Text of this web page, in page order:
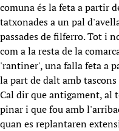
comuna és la feta a partir
tatxonades a un pal
passades de filferro. Tot i
com a la resta de la
'rantiner', una falla feta a
la part de dalt amb tascons
Cal dir que antigament, al
pinar i que fou amb
quan es replantaren